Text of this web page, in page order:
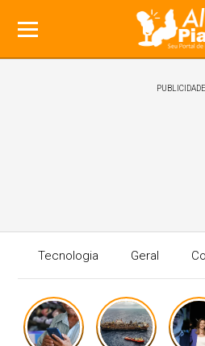
PUBLICIDADE
Tecnologia Geral